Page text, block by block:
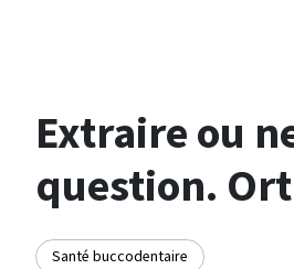
Extraire ou
question.
Santé buccodentaire